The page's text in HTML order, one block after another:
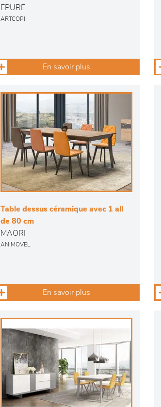
EPURE
ARTCOPI
En savoir plus
Table dessus céramique avec 1 all
de 80 cm
MAORI
ANIMOVEL
En savoir plus